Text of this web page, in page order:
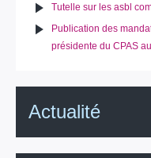
Tutelle sur les asbl
Publication des
présidente du CPAS
Actualité